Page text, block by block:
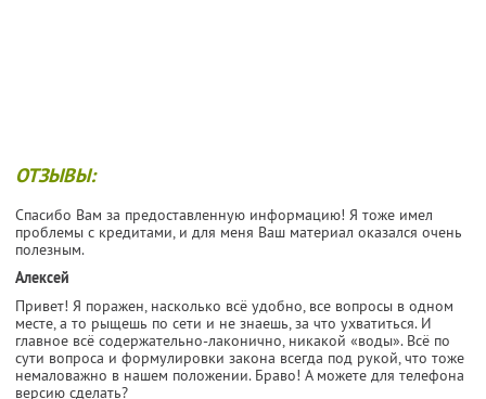
ОТЗЫВЫ:
Спасибо Вам за предоставленную информацию! Я тоже имел
проблемы с кредитами, и для меня Ваш материал оказался очень
полезным.
Алексей
Привет! Я поражен, насколько всё удобно, все вопросы в одном
месте, а то рыщешь по сети и не знаешь, за что ухватиться. И
главное всё содержательно-лаконично, никакой «воды». Всё по
сути вопроса и формулировки закона всегда под рукой, что тоже
немаловажно в нашем положении. Браво! А можете для телефона
версию сделать?